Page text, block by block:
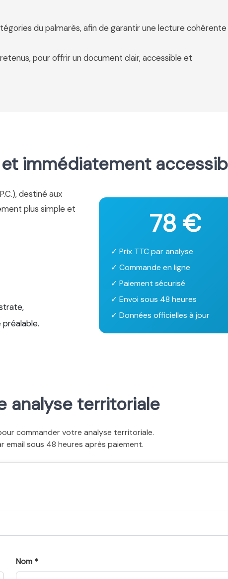
du palmarès, afin de garantir une lecture
pour offrir un document clair, accessible et
immédiatement
destiné aux
plus simple et
78 €
✓ Prix TTC par analyse
✓ Commande en ligne
✓ Paiement sécurisé
✓ Envoi sous 48 heures
✓ Données officielles à jour
analyse territoriale
commander votre analyse territoriale.
sous 48 heures après paiement.
Nom *